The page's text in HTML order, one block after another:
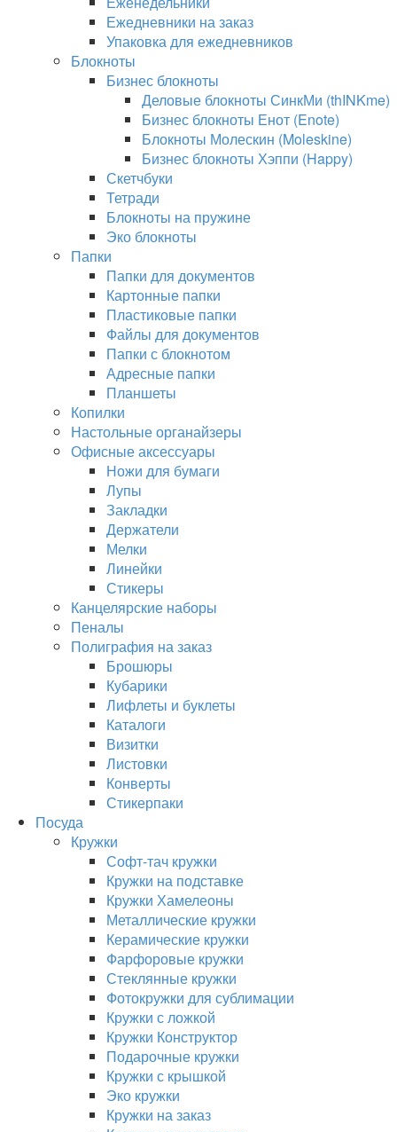
Ежедневники на заказ
Упаковка для ежедневников
Блокноты
Бизнес блокноты
Деловые блокноты СинкМи (thINKme)
Бизнес блокноты Енот (Enote)
Блокноты Молескин (Moleskine)
Бизнес блокноты Хэппи (Happy)
Скетчбуки
Тетради
Блокноты на пружине
Эко блокноты
Папки
Папки для документов
Картонные папки
Пластиковые папки
Файлы для документов
Папки с блокнотом
Адресные папки
Планшеты
Копилки
Настольные органайзеры
Офисные аксессуары
Ножи для бумаги
Лупы
Закладки
Держатели
Мелки
Линейки
Стикеры
Канцелярские наборы
Пеналы
Полиграфия на заказ
Брошюры
Кубарики
Лифлеты и буклеты
Каталоги
Визитки
Листовки
Конверты
Стикерпаки
Посуда
Кружки
Софт-тач кружки
Кружки на подставке
Кружки Хамелеоны
Металлические кружки
Керамические кружки
Фарфоровые кружки
Стеклянные кружки
Фотокружки для сублимации
Кружки с ложкой
Кружки Конструктор
Подарочные кружки
Кружки с крышкой
Эко кружки
Кружки на заказ